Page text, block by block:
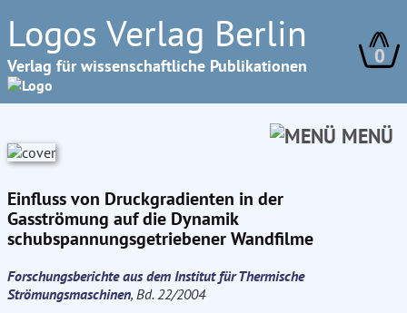
Logos Verlag Berlin
Verlag für wissenschaftliche Publikationen 0
MENÜ
Einfluss von Druckgradienten in der
Gasströmung auf die Dynamik
schubspannungsgetriebener Wandfilme
Forschungsberichte aus dem Institut für Thermische
Strömungsmaschinen, Bd. 22/2004